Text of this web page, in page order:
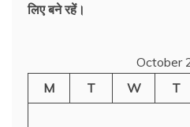
लिए बने रहें।
October
M
T W T